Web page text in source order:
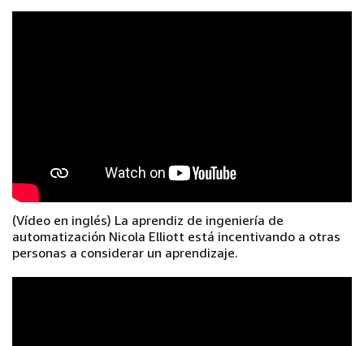
(Vídeo en inglés) La aprendiz de ingeniería de
automatización Nicola Elliott está incentivando a otras
personas a considerar un aprendizaje.